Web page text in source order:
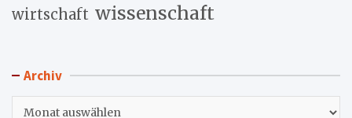
wirtschaft wissenschaft
Archiv